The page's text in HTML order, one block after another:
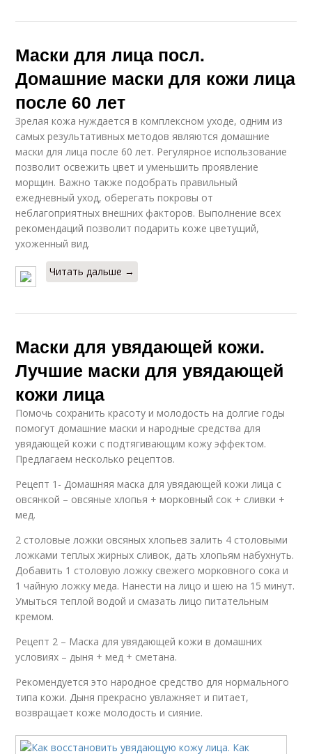
Маски для лица посл.
Домашние маски для кожи лица
после 60 лет
Зрелая кожа нуждается в комплексном уходе, одним из
самых результативных методов являются домашние
маски для лица после 60 лет. Регулярное использование
позволит освежить цвет и уменьшить проявление
морщин. Важно также подобрать правильный
ежедневный уход, оберегать покровы от
неблагоприятных внешних факторов. Выполнение всех
рекомендаций позволит подарить коже цветущий,
ухоженный вид.
Читать дальше →
Маски для увядающей кожи.
Лучшие маски для увядающей
кожи лица
Помочь сохранить красоту и молодость на долгие годы
помогут домашние маски и народные средства для
увядающей кожи с подтягивающим кожу эффектом.
Предлагаем несколько рецептов.
Рецепт 1- Домашняя маска для увядающей кожи лица с
овсянкой – овсяные хлопья + морковный сок + сливки +
мед.
2 столовые ложки овсяных хлопьев залить 4 столовыми
ложками теплых жирных сливок, дать хлопьям набухнуть.
Добавить 1 столовую ложку свежего морковного сока и
1 чайную ложку меда. Нанести на лицо и шею на 15 минут.
Умыться теплой водой и смазать лицо питательным
кремом.
Рецепт 2 – Маска для увядающей кожи в домашних
условиях – дыня + мед + сметана.
Рекомендуется это народное средство для нормального
типа кожи. Дыня прекрасно увлажняет и питает,
возвращает коже молодость и сияние.